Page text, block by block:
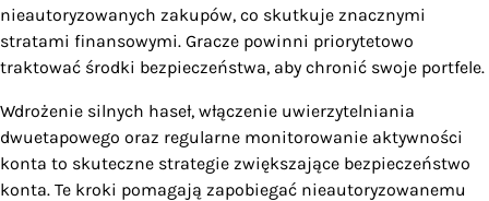
nieautoryzowanych zakupów, co skutkuje znacznymi
stratami finansowymi. Gracze powinni priorytetowo
traktować środki bezpieczeństwa, aby chronić swoje portfele.
Wdrożenie silnych haseł, włączenie uwierzytelniania
dwuetapowego oraz regularne monitorowanie aktywności
konta to skuteczne strategie zwiększające bezpieczeństwo
konta. Te kroki pomagają zapobiegać nieautoryzowanemu